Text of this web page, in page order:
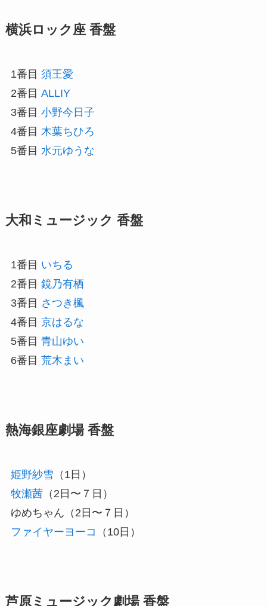
横浜ロック座 香盤
1番目 須王愛
2番目 ALLIY
3番目 小野今日子
4番目 木葉ちひろ
5番目 水元ゆうな
大和ミュージック 香盤
1番目 いちる
2番目 鏡乃有栖
3番目 さつき楓
4番目 京はるな
5番目 青山ゆい
6番目 荒木まい
熱海銀座劇場 香盤
姫野紗雪 （1日）
牧瀬茜（2日〜７日）
ゆめちゃん（2日〜７日）
ファイヤーヨーコ
（10日）
芦原ミュージック劇場 香盤